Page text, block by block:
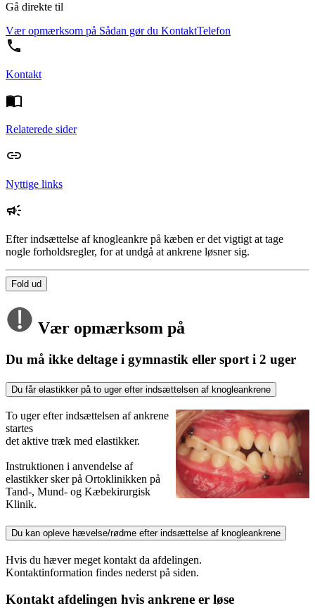
Gå direkte til
Vær opmærksom på Sådan gør du KontaktTelefon
Kontakt
Relaterede sider
Nyttige links
Efter indsættelse af knogleankre på kæben er det vigtigt at tage
nogle forholdsregler, for at undgå at ankrene løsner sig.
Fold ud
Vær opmærksom på
Du må ikke deltage i gymnastik eller sport i 2 uger
Du får elastikker på to uger efter indsættelsen af knogleankrene
To uger efter indsættelsen af ankrene
startes
det aktive træk med elastikker.
Instruktionen i anvendelse af
elastikker sker på Ortoklinikken på
Tand-, Mund- og Kæbekirurgisk
Klinik.
Du kan opleve hævelse/rødme efter indsættelse af knogleankrene
Hvis du hæver meget kontakt da afdelingen.
Kontaktinformation findes nederst på siden.
Kontakt afdelingen hvis ankrene er løse